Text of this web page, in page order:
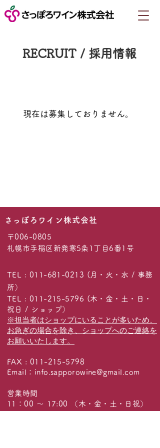
RECRUIT / 採用情報
​​現在は募集しておりません。
​さっぽろワイン株式会社
〒006-0805
札幌市手稲区新発寒5条1丁目6番1号
TEL : 011-681-0213 (月・火・水 / 事務
所）
TEL : 011-215-5796 (木・金・土・日・
祝日 / ショップ）
※担当者はショップにいることが多いため、
お急ぎの場合を除き、ショップへのご連絡を
お願いいたします。
FAX : 011-215-5798
Email： info.sapporowine@gmail.com
営業時間
11：00 ～ 17:00 （木・金・土・日祝）